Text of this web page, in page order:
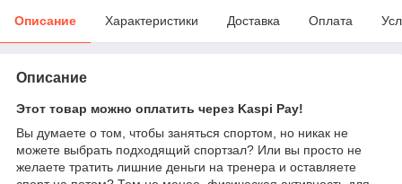
Описание Характеристики Доставка Оплата
Описание
Этот товар можно оплатить через Kaspi Pay!
Вы думаете о том, чтобы заняться спортом, но никак не
можете выбрать подходящий спортзал? Или вы просто не
желаете тратить лишние деньги на тренера и оставляете